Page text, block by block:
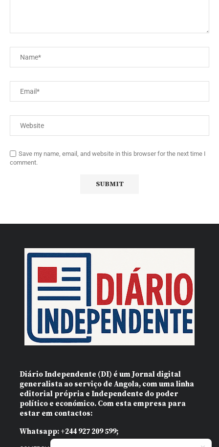
Save my name, email, and website in this browser for the next time I
comment.
Diário Independente (DI) é um Jornal digital
generalista ao serviço de Angola, com uma linha
editorial própria e Independente do poder
político e económico. Com esta empresa para
estar em contactos:
Whatsapp: +244 927 209 599;